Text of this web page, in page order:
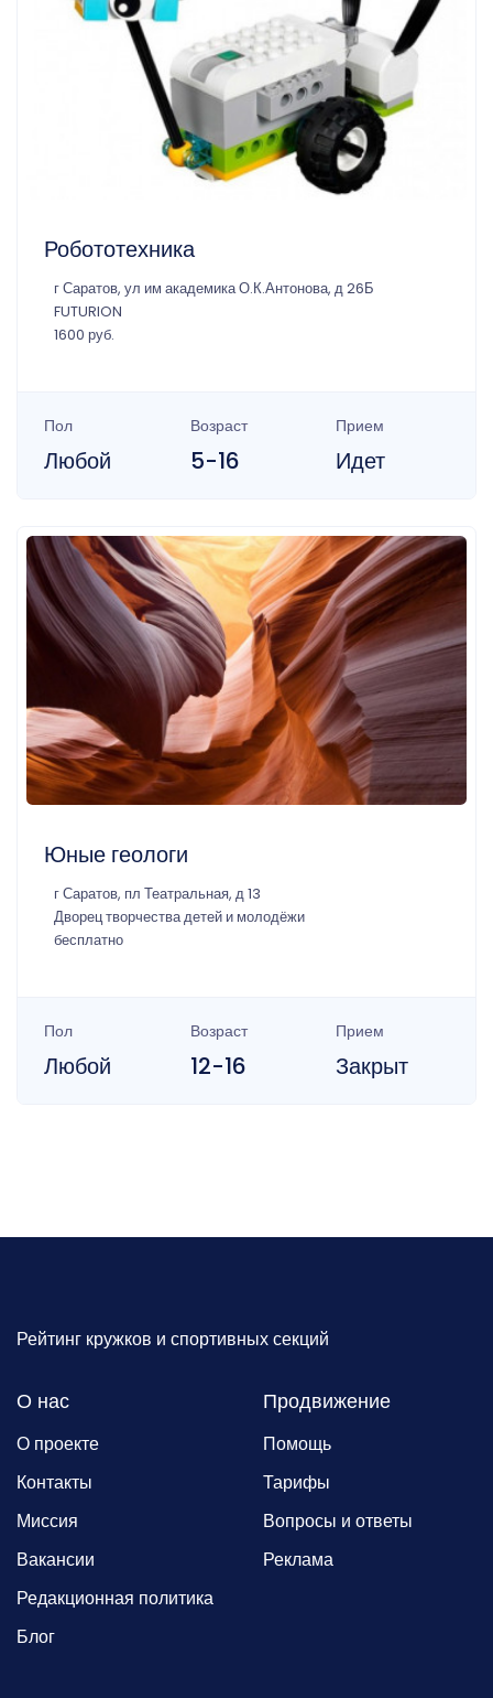
Робототехника
г Саратов, ул им академика О.К.Антонова, д 26Б
FUTURION
1600 руб.
Пол
Любой
Возраст
5-16
Прием
Идет
Юные геологи
г Саратов, пл Театральная, д 13
Дворец творчества детей и молодёжи
бесплатно
Пол
Любой
Возраст
12-16
Прием
Закрыт
Рейтинг кружков и спортивных секций
О нас
О проекте
Контакты
Миссия
Вакансии
Редакционная политика
Блог
Продвижение
Помощь
Тарифы
Вопросы и ответы
Реклама